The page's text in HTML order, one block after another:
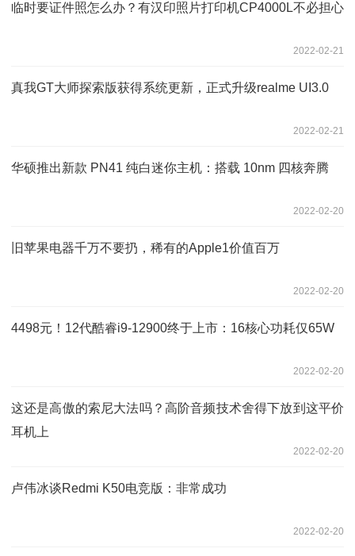
临时要证件照怎么办？有汉印照片打印机CP4000L不必担心
2022-02-21
真我GT大师探索版获得系统更新，正式升级realme UI3.0
2022-02-21
华硕推出新款 PN41 纯白迷你主机：搭载 10nm 四核奔腾
2022-02-20
旧苹果电器千万不要扔，稀有的Apple1价值百万
2022-02-20
4498元！12代酷睿i9-12900终于上市：16核心功耗仅65W
2022-02-20
这还是高傲的索尼大法吗？高阶音频技术舍得下放到这平价
耳机上
2022-02-20
卢伟冰谈Redmi K50电竞版：非常成功
2022-02-20